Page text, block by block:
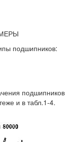
подшипников:
подшипников
и в табл.1-4.